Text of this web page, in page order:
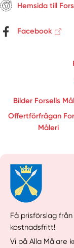
Hemsida till
Facebook
Bilder Forsells
Offertförfrågan
Måleri
Få prisförslag
kostnadsfritt!
Vi på Alla Målare